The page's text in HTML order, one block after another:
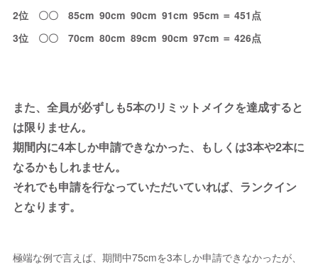
2位 〇〇 85cm 90cm 90cm 91cm 95cm ＝ 451点
3位 〇〇 70cm 80cm 89cm 90cm 97cm ＝ 426点
また、全員が必ずしも5本のリミットメイクを達成すると
は限りません。
期間内に4本しか申請できなかった、もしくは3本や2本に
なるかもしれません。
それでも申請を行なっていただいていれば、ランクイン
となります。
極端な例で言えば、期間中75cmを3本しか申請できなかったが、